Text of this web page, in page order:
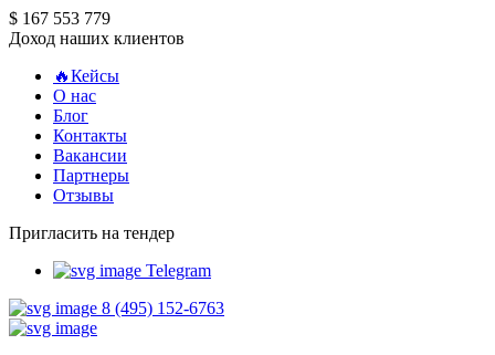
$ 167 553 779
Доход наших клиентов
🔥Кейсы
О нас
Блог
Контакты
Вакансии
Партнеры
Отзывы
Пригласить на тендер
Telegram
8 (495) 152-6763